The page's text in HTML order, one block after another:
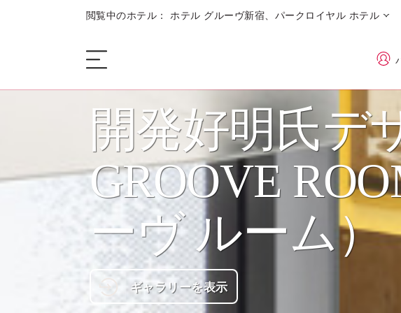
閲覧中のホテル： ホテル グルーヴ新宿、パークロイヤル ホテル
ザ・ホテル
お食事 + お飲み物
開発好明氏デ
GROOVE
ーヴ ルーム）
ギャラリーを表示